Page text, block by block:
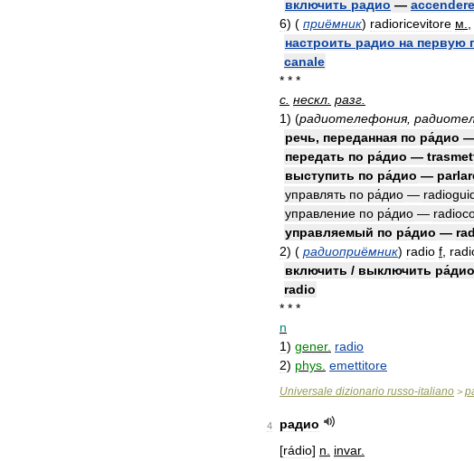
включить радио — accendere
6) ( приёмник) radioricevitore м
настроить радио на первую
canale
* * *
с нескл разг
1) (радиотелефония,
речь, переданная по ра́дио
передать по ра́дио —
выступить по ра́дио —
управлять по ра́дио —
управление по ра́дио —
управляемый по ра́дио —
2) ( радиоприёмник) radio f
включить / выключить ра́дио
radio
* * *
n
1) gener. radio
2) phys emettitore
Universale dizionario russo-italiano >
4
радио
[rádio] n invar.